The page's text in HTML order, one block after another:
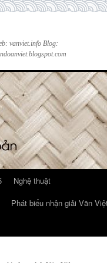
vanviet.info Blog:
Nghệ thuật
Phát biểu nhận giải Văn